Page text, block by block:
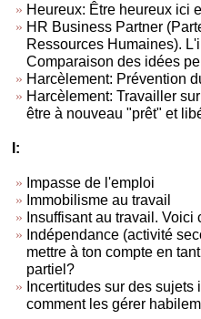
Heureux: Être heureux ici
HR Business Partner
Ressources Humaines).
Comparaison des idées
Harcèlement: Prévention
Harcèlement: Travailler
être à nouveau "prêt" et
I:
Impasse de l'emploi
Immobilisme au travail
Insuffisant au travail. Voici
Indépendance (activité
mettre à ton compte en
partiel?
Incertitudes sur des
comment les gérer